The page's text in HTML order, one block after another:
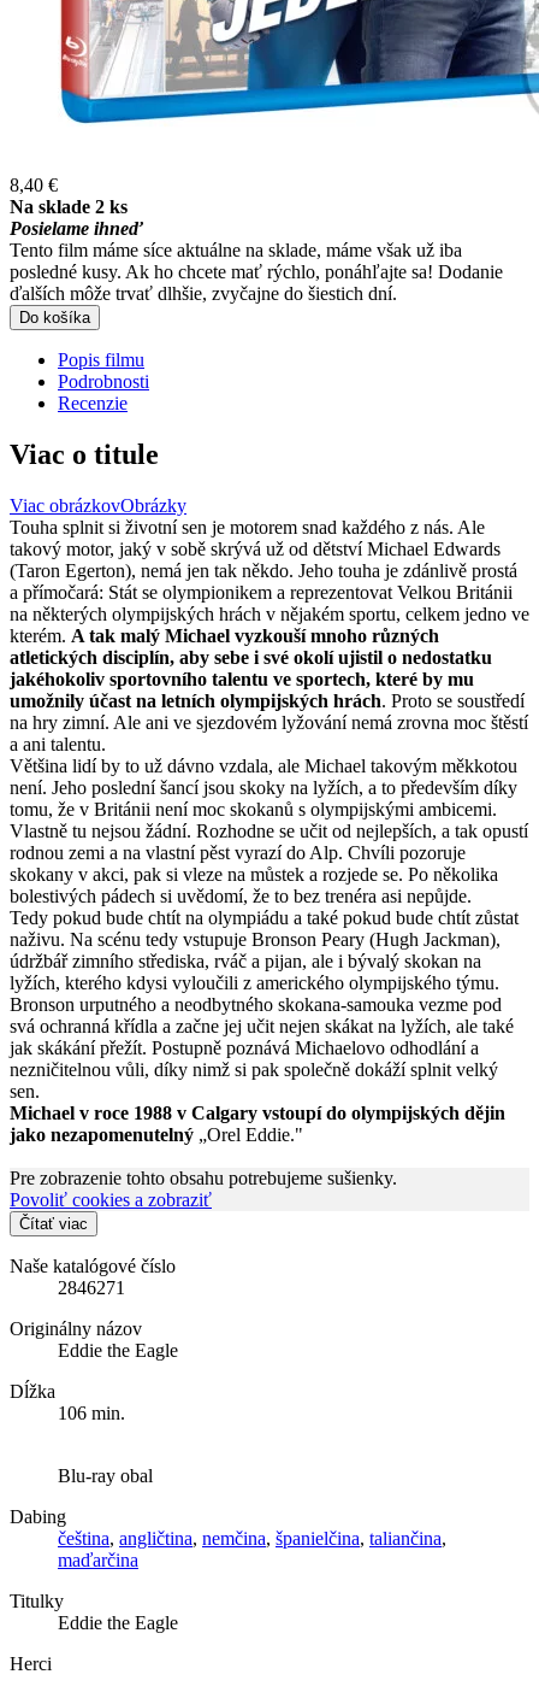
8,40 €
Na sklade 2 ks
Posielame ihneď
Tento film máme síce aktuálne na sklade, máme však už iba
posledné kusy. Ak ho chcete mať rýchlo, ponáhľajte sa! Dodanie
ďalších môže trvať dlhšie, zvyčajne do šiestich dní.
Do košíka
Popis filmu
Podrobnosti
Recenzie
Viac o titule
Viac obrázkovObrázky
Touha splnit si životní sen je motorem snad každého z nás. Ale
takový motor, jaký v sobě skrývá už od dětství Michael Edwards
(Taron Egerton), nemá jen tak někdo. Jeho touha je zdánlivě prostá
a přímočará: Stát se olympionikem a reprezentovat Velkou Británii
na některých olympijských hrách v nějakém sportu, celkem jedno ve
kterém. A tak malý Michael vyzkouší mnoho různých
atletických disciplín, aby sebe i své okolí ujistil o nedostatku
jakéhokoliv sportovního talentu ve sportech, které by mu
umožnily účast na letních olympijských hrách. Proto se soustředí
na hry zimní. Ale ani ve sjezdovém lyžování nemá zrovna moc štěstí
a ani talentu.
Většina lidí by to už dávno vzdala, ale Michael takovým měkkotou
není. Jeho poslední šancí jsou skoky na lyžích, a to především díky
tomu, že v Británii není moc skokanů s olympijskými ambicemi.
Vlastně tu nejsou žádní. Rozhodne se učit od nejlepších, a tak opustí
rodnou zemi a na vlastní pěst vyrazí do Alp. Chvíli pozoruje
skokany v akci, pak si vleze na můstek a rozjede se. Po několika
bolestivých pádech si uvědomí, že to bez trenéra asi nepůjde.
Tedy pokud bude chtít na olympiádu a také pokud bude chtít zůstat
naživu. Na scénu tedy vstupuje Bronson Peary (Hugh Jackman),
údržbář zimního střediska, rváč a pijan, ale i bývalý skokan na
lyžích, kterého kdysi vyloučili z amerického olympijského týmu.
Bronson urputného a neodbytného skokana-samouka vezme pod
svá ochranná křídla a začne jej učit nejen skákat na lyžích, ale také
jak skákání přežít. Postupně poznává Michaelovo odhodlání a
nezničitelnou vůli, díky nimž si pak společně dokáží splnit velký
sen.
Michael v roce 1988 v Calgary vstoupí do olympijských dějin
jako nezapomenutelný „Orel Eddie."
Pre zobrazenie tohto obsahu potrebujeme sušienky.
Povoliť cookies a zobraziť
Čítať viac
Naše katalógové číslo
2846271
Originálny názov
Eddie the Eagle
Dĺžka
106 min.
Blu-ray obal
Dabing
čeština, angličtina, nemčina, španielčina, taliančina,
maďarčina
Titulky
Eddie the Eagle
Herci